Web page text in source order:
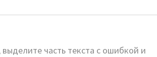
часть текста с ошибкой и